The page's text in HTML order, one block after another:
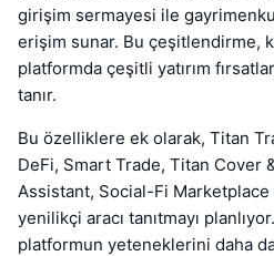
girişim sermayesi ile
erişim sunar. Bu çeşitlendirme,
platformda çeşitli yatırım
tanır.
Bu özelliklere ek olarak, Titan
DeFi, Smart Trade, Titan Cover
Assistant, Social-Fi
yenilikçi aracı tanıtmayı
platformun yeteneklerini daha